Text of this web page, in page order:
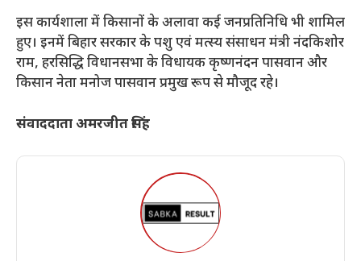
​इस कार्यशाला में किसानों के अलावा कई जनप्रतिनिधि भी शामिल
हुए। इनमें बिहार सरकार के पशु एवं मत्स्य संसाधन मंत्री नंदकिशोर
राम, हरसिद्धि विधानसभा के विधायक कृष्णनंदन पासवान और
किसान नेता मनोज पासवान प्रमुख रूप से मौजूद रहे।
संवाददाता अमरजीत सिंह